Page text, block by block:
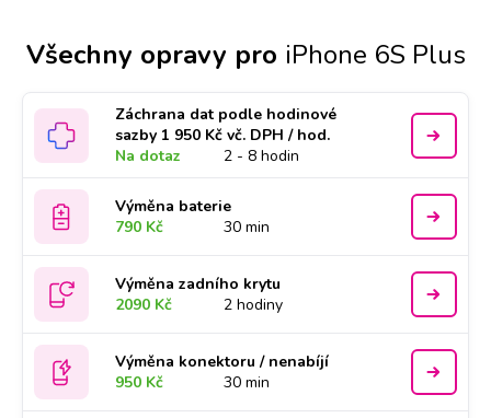
Všechny opravy pro iPhone 6S Plus
Záchrana dat podle hodinové
sazby 1 950 Kč vč. DPH / hod.
Na dotaz
2 - 8 hodin
Výměna baterie
790 Kč
30 min
Výměna zadního krytu
2090 Kč
2 hodiny
Výměna konektoru / nenabíjí
950 Kč
30 min